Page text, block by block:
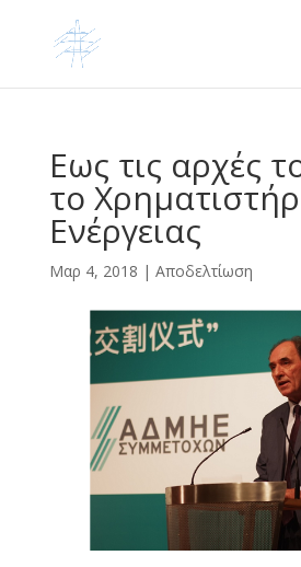
Εως τις αρχές
το
Ενέργειας
Μαρ 4, 2018 | Αποδελτίωση